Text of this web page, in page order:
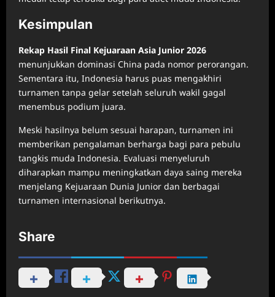
Kesimpulan
Rekap Hasil Final Kejuaraan Asia Junior 2026
menunjukkan dominasi China pada nomor perorangan.
Sementara itu, Indonesia harus puas mengakhiri
turnamen tanpa gelar setelah seluruh wakil gagal
menembus podium juara.
Meski hasilnya belum sesuai harapan, turnamen ini
memberikan pengalaman berharga bagi para pebulu
tangkis muda Indonesia. Evaluasi menyeluruh
diharapkan mampu meningkatkan daya saing mereka
menjelang Kejuaraan Dunia Junior dan berbagai
turnamen internasional berikutnya.
Share